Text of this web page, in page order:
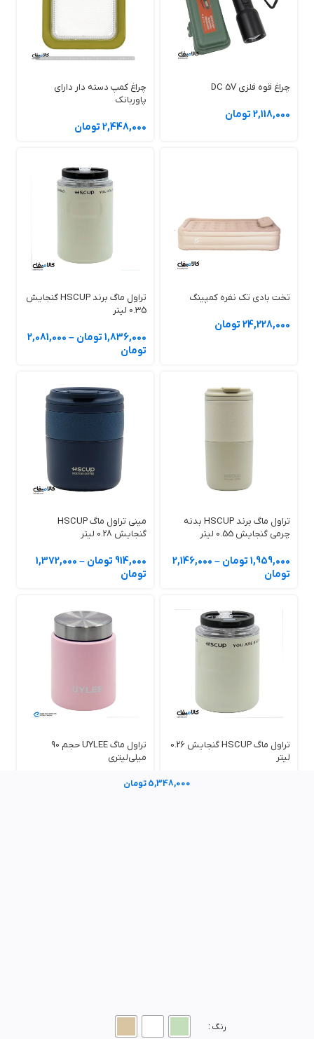
چراغ قوه فلزی DC 5V
2,118,000 تومان
چراغ کمپ دسته دار دارای
پاوربانک
2,448,000 تومان
تخت بادی تک نفره کمپینگ
24,228,000 تومان
تراول ماگ برند HSCUP گنجایش
0.35 لیتر
1,836,000 تومان –
2,081,000
تومان
تراول ماگ برند HSCUP بدنه
چرمی گنجایش 0.55 لیتر
1,959,000 تومان –
2,146,000
تومان
مینی تراول ماگ HSCUP
گنجایش 0.28 لیتر
914,000 تومان –
1,372,000
تومان
تراول ماگ HSCUP گنجایش 0.26
لیتر
تراول ماگ UYLEE حجم 90
میلی‌لیتری
920,000 تومان5,348,000 تومان
رنگ